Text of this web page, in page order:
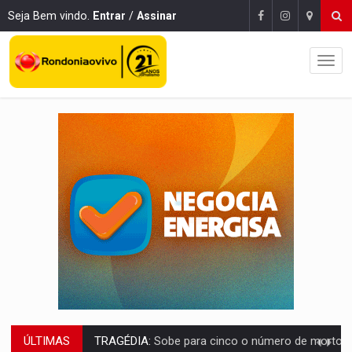
Seja Bem vindo. Entrar / Assinar
ÚLTIMAS TRANSPORTE DE ARROZ:MPF assegura cumprimento da legislação sobre transporte